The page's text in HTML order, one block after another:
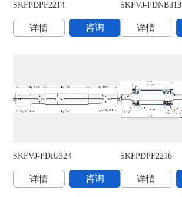
SKFPDPF2214
详情 咨询
SKFVJ-PDNB313
详情
SKFVJ-PDRJ324
详情 咨询
SKFPDPF2216
详情